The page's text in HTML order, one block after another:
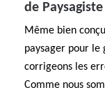
de Paysagiste
Même bien
paysager pour le
corrigeons les
Comme nous